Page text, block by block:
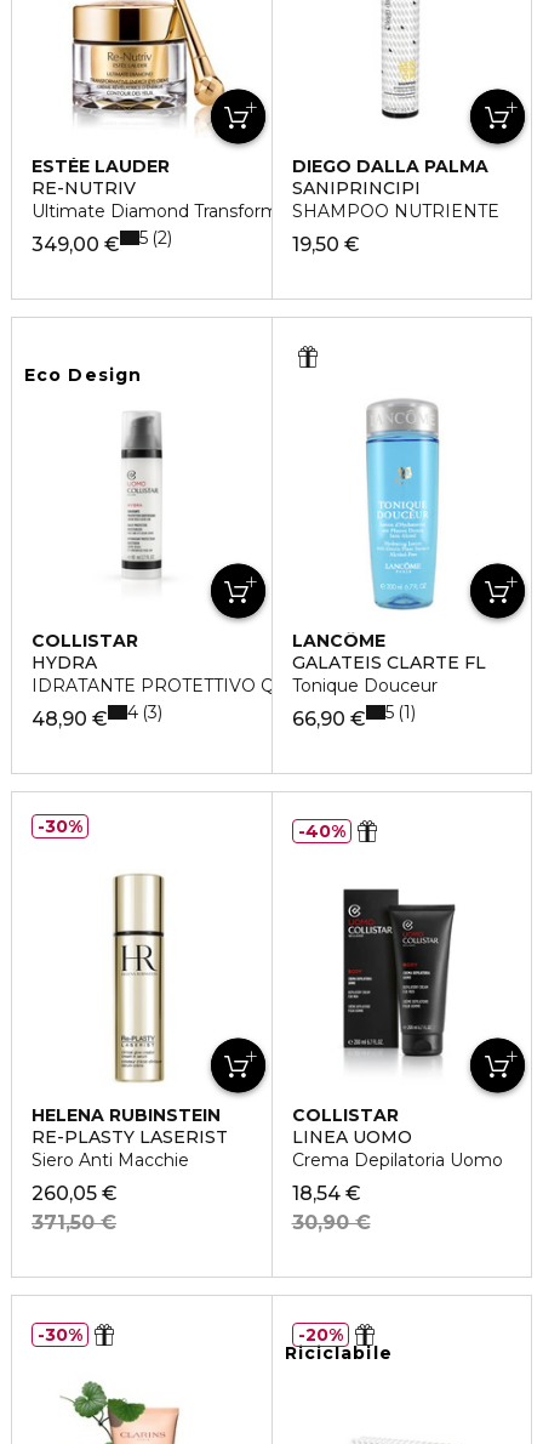
ESTÉE LAUDER
RE-NUTRIV
Ultimate Diamond Transformative Eye Creme
349,00 € 5 2
DIEGO DALLA PALMA
SANIPRINCIPI
SHAMPOO NUTRIENTE
19,50 €
Eco Design
COLLISTAR
HYDRA
IDRATANTE PROTETTIVO QUOTIDIANO
48,90 € 4 3
LANCÔME
GALATEIS CLARTE FL
Tonique Douceur
66,90 € 5 1
HELENA RUBINSTEIN
RE-PLASTY LASERIST
Siero Anti Macchie
260,05 €
371,50 €
30%
COLLISTAR
LINEA UOMO
Crema Depilatoria Uomo
18,54 €
30,90 €
40%
30%
Riciclabile
20%